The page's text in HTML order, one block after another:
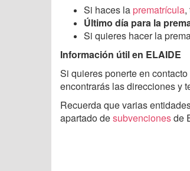
Si haces la prematrícula,
Último día para la
Si quieres hacer la
Información útil en ELAIDE
Si quieres ponerte en
encontrarás las direcciones y
Recuerda que varias
apartado desubvencionesde